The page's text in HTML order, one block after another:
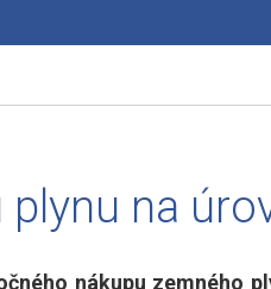
na
nákupu zemného